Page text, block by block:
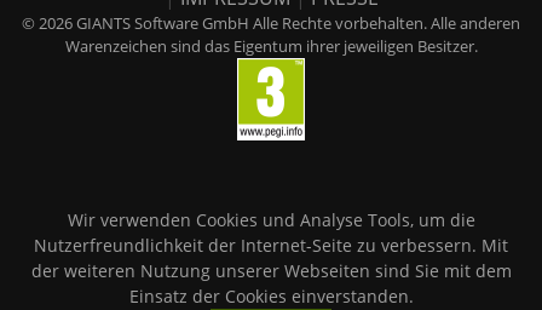
© 2026 GIANTS Software GmbH Alle Rechte vorbehalten. Alle anderen
Warenzeichen sind das Eigentum ihrer jeweiligen Besitzer.
Wir verwenden Cookies und Analyse Tools, um die
Nutzerfreundlichkeit der Internet-Seite zu verbessern. Mit
der weiteren Nutzung unserer Webseiten sind Sie mit dem
Einsatz der Cookies einverstanden.